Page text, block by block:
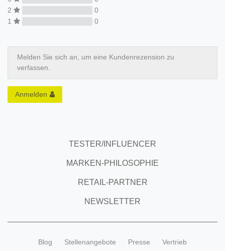
2
0
1
0
Melden Sie sich an, um eine Kundenrezension zu
verfassen.
Anmelden
TESTER/INFLUENCER
MARKEN-PHILOSOPHIE
RETAIL-PARTNER
NEWSLETTER
Blog Stellenangebote Presse Vertrieb